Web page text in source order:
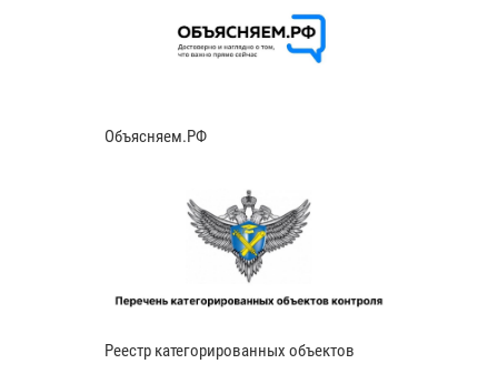
Объясняем.РФ
Реестр категорированных объектов